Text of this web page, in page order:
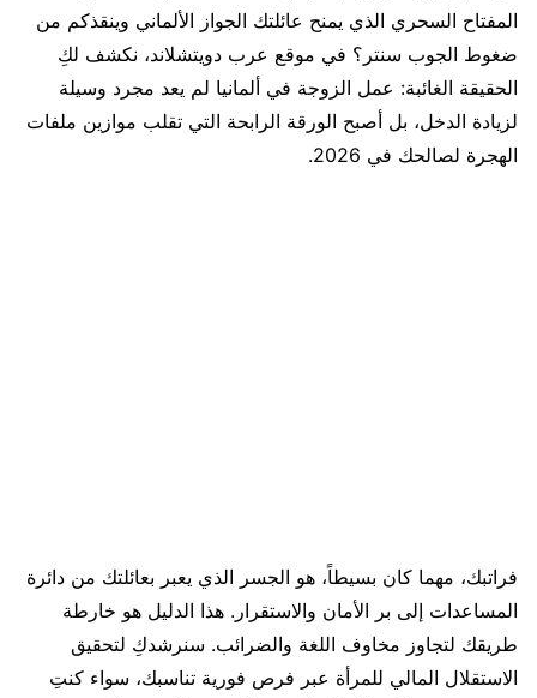
المفتاح السحري الذي يمنح عائلتك الجواز الألماني وينقذكم من
ضغوط الجوب سنتر؟ في موقع عرب دويتشلاند، نكشف لكِ
الحقيقة الغائبة: عمل الزوجة في ألمانيا لم يعد مجرد وسيلة
لزيادة الدخل، بل أصبح الورقة الرابحة التي تقلب موازين ملفات
الهجرة لصالحك في 2026.
فراتبك، مهما كان بسيطاً، هو الجسر الذي يعبر بعائلتك من دائرة
المساعدات إلى بر الأمان والاستقرار. هذا الدليل هو خارطة
طريقك لتجاوز مخاوف اللغة والضرائب. سنرشدكِ لتحقيق
الاستقلال المالي للمرأة عبر فرص فورية تناسبك، سواء كنتِ